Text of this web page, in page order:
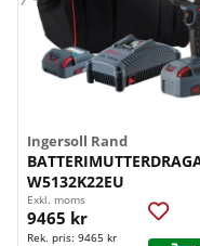
Ingersoll Rand
W5132K22EU
Exkl. moms
9465 kr
Rek. pris: 9465 kr